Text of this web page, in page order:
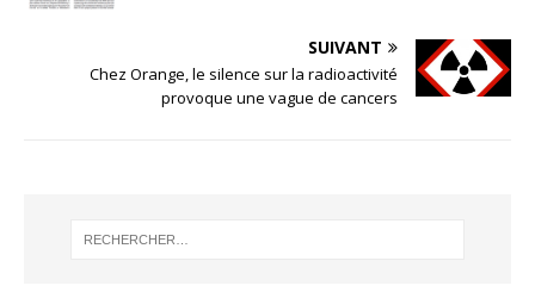
SUIVANT
Chez Orange, le silence sur la radioactivité
provoque une vague de cancers